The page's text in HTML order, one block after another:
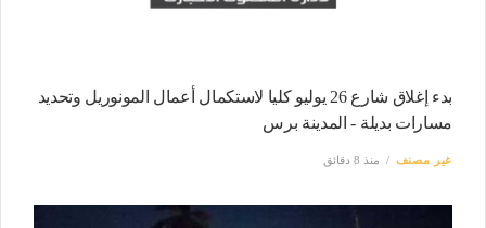
بدء إغلاق شارع 26 يوليو كليا لاستكمال أعمال المونوريل وتحديد
مسارات بديلة - المدينة برس
غير مصنف منذ 8 دقائق